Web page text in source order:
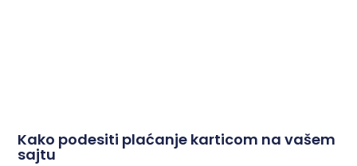
Kako podesiti plaćanje karticom na vašem
sajtu